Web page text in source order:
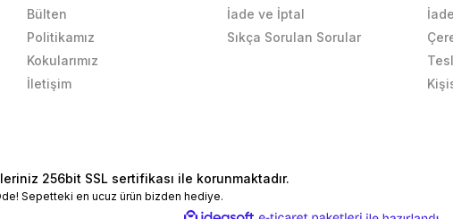
Bülten
Politikamız
Kokularımız
İletişim
İade ve İptal
Sıkça Sorulan Sorular
256bit SSL sertifikası ile korunmaktadır.
Sepetteki en ucuz ürün bizden hediye.